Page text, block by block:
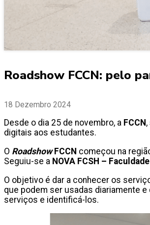
Roadshow FCCN: pelo
18 Dezembro 2024
Desde o dia 25 de novembro, a FCCN ,
digitais aos estudantes.
O Roadshow FCCN começou na
Seguiu-se a NOVA FCSH –
O objetivo é dar a conhecer os
que podem ser usadas diariamente
serviços e identificá-los.